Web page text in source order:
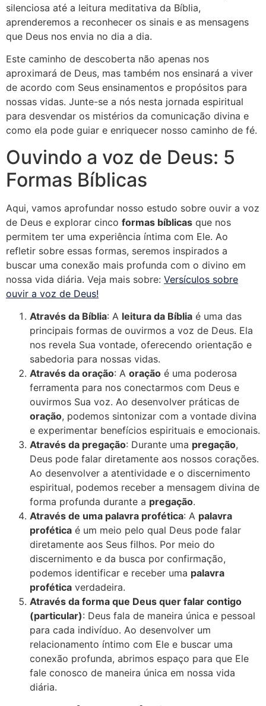
silenciosa até a leitura meditativa da Bíblia,
aprenderemos a reconhecer os sinais e as mensagens
que Deus nos envia no dia a dia.
Este caminho de descoberta não apenas nos
aproximará de Deus, mas também nos ensinará a viver
de acordo com Seus ensinamentos e propósitos para
nossas vidas. Junte-se a nós nesta jornada espiritual
para desvendar os mistérios da comunicação divina e
como ela pode guiar e enriquecer nosso caminho de fé.
Ouvindo a voz de Deus: 5
Formas Bíblicas
Aqui, vamos aprofundar nosso estudo sobre ouvir a voz
de Deus e explorar cinco formas bíblicas que nos
permitem ter uma experiência íntima com Ele. Ao
refletir sobre essas formas, seremos inspirados a
buscar uma conexão mais profunda com o divino em
nossa vida diária. Veja mais sobre: Versículos sobre
ouvir a voz de Deus!
Através da Bíblia: A leitura da Bíblia é uma das
principais formas de ouvirmos a voz de Deus. Ela
nos revela Sua vontade, oferecendo orientação e
sabedoria para nossas vidas.
Através da oração: A oração é uma poderosa
ferramenta para nos conectarmos com Deus e
ouvirmos Sua voz. Ao desenvolver práticas de
oração, podemos sintonizar com a vontade divina
e experimentar benefícios espirituais e emocionais.
Através da pregação: Durante uma pregação,
Deus pode falar diretamente aos nossos corações.
Ao desenvolver a atentividade e o discernimento
espiritual, podemos receber a mensagem divina de
forma profunda durante a pregação.
Através de uma palavra profética: A palavra
profética é um meio pelo qual Deus pode falar
diretamente aos Seus filhos. Por meio do
discernimento e da busca por confirmação,
podemos identificar e receber uma palavra
profética verdadeira.
Através da forma que Deus quer falar contigo
(particular): Deus fala de maneira única e pessoal
para cada indivíduo. Ao desenvolver um
relacionamento íntimo com Ele e buscar uma
conexão profunda, abrimos espaço para que Ele
fale conosco de maneira única em nossa vida
diária.